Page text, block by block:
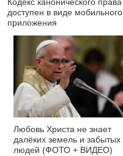
доступен в виде мобильного
приложения
Любовь Христа не знает
далёких земель и забытых
людей (ФОТО + ВИДЕО)